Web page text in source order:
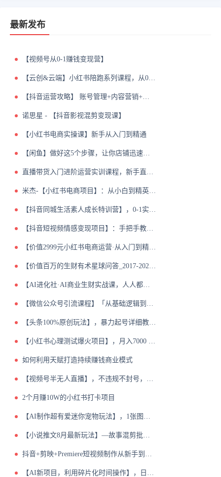
最新发布
【视频号从0-1赚钱变现营】
【云创&云端】小红书陪跑系列课程，从0-1玩转小红书，开启全新赚钱模式
【抖音运营攻略】 账号管理+内容营销+模式变现
诺思星 - 【抖音影视混剪变现课】
【小红书电商实操课】新手从入门到精通
【闲鱼】做好这5个步骤，让你店铺迅速抢占市场流量
直播带货入门进阶运营实训课程，新手直播运营培训实操课
米杰-【小红书电商项目】：从小白到精英实战训练营-
【抖音同城生活素人成长特训营】，0-1实战落地，方法技巧、实战应用、案例解析
【抖音短视频情感变现项目】：手把手教您做一个可落地的情感账号
【价值2999元小红书电商运营·从入门到精髓】
【价值百万的生财有术星球问答_2017-2024合集】
【AI进化社·AI商业生财实战课，人人都能上手的AI商业变现课】
【微信公众号引流课程】「从基础逻辑到微信搜一搜优化排名，从被动引流到实战变现」
【头条100%原创玩法】，暴力起号详细教程，0成本无门槛
【小红书心理测试爆火项目】，月入7000 ，简单无脑操作，尚未饱和，依旧可入局
如何利用天赋打造持续赚钱商业模式
【视频号半无人直播】，不违规不封号，轻松日入100
2个月赚10W的小红书打卡项目
【AI制作超有爱迷你宠物玩法】，1张图涨粉1W，多元化变现，手把手交给你【揭秘】
【小说推文8月最新玩法】—故事混剪批量搬运流程【揭秘】
抖音+剪映+Premiere短视频制作从新手到高手 [ 学习教育] [pdf+全格式]
【AI新项目，利用碎片化时间操作】，日入600【揭秘】